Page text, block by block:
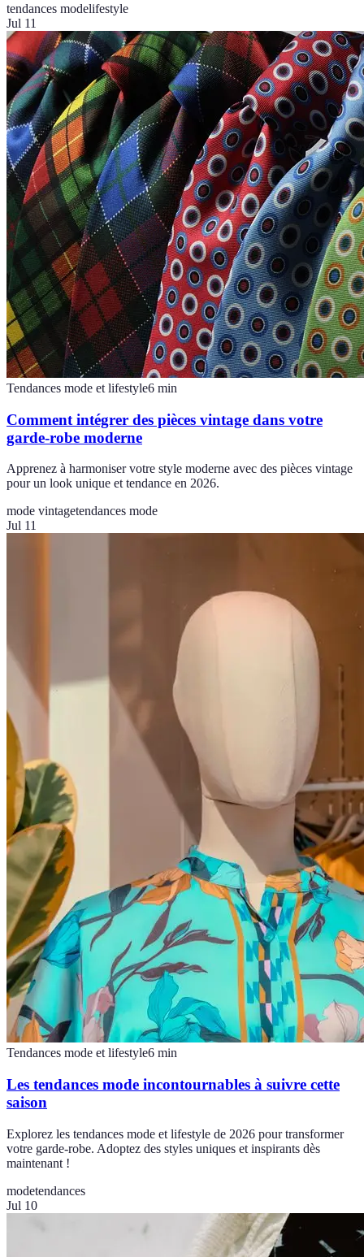
tendances modelifestyle
Jul 11
Tendances mode et lifestyle6 min
Comment intégrer des pièces vintage dans votre
garde-robe moderne
Apprenez à harmoniser votre style moderne avec des pièces vintage
pour un look unique et tendance en 2026.
mode vintagetendances mode
Jul 11
Tendances mode et lifestyle6 min
Les tendances mode incontournables à suivre cette
saison
Explorez les tendances mode et lifestyle de 2026 pour transformer
votre garde-robe. Adoptez des styles uniques et inspirants dès
maintenant !
modetendances
Jul 10